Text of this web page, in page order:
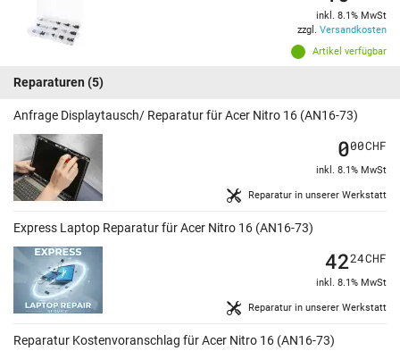
Artikel verfügbar
inkl. 8.1% MwSt
zzgl. Versandkosten
Reparaturen (5)
Anfrage Displaytausch/ Reparatur für Acer Nitro 16 (AN16-73)
Reparatur in unserer Werkstatt
000CHF
inkl. 8.1% MwSt
Express Laptop Reparatur für Acer Nitro 16 (AN16-73)
Reparatur in unserer Werkstatt
4224CHF
inkl. 8.1% MwSt
Reparatur Kostenvoranschlag für Acer Nitro 16 (AN16-73)